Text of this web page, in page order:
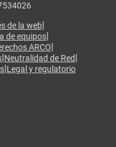
de la web|
de equipos|
ARCO|
|Neutralidad de Red|
|Legal y regulatorio